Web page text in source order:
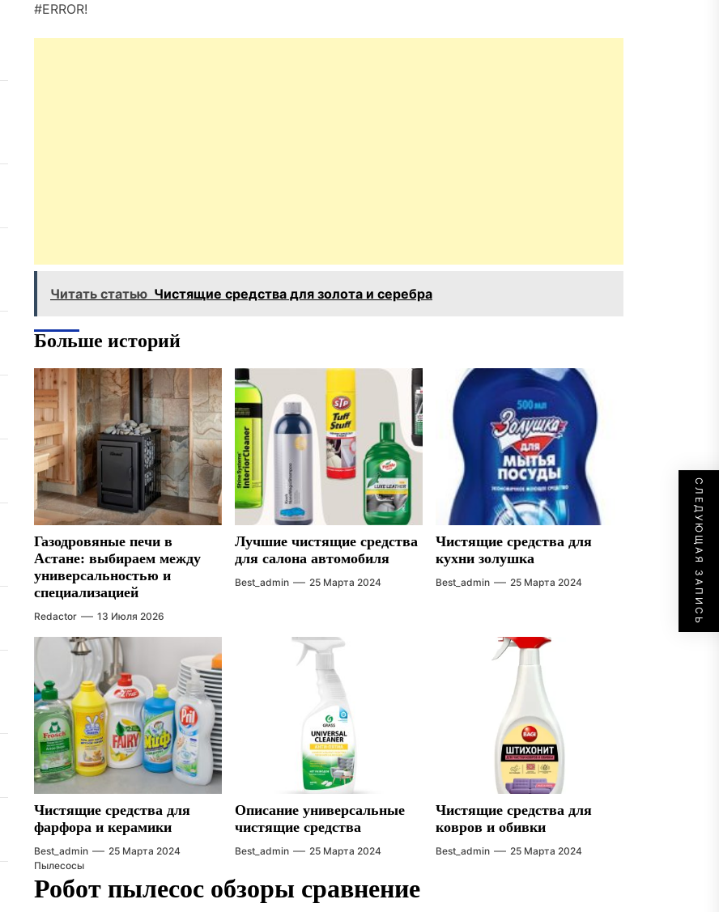
#ERROR!
Читать статью Чистящие средства для золота и серебра
СЛЕДУЮЩАЯ ЗАПИСЬ
Больше историй
Газодровяные печи в
Астане: выбираем между
универсальностью и
специализацией
Redactor 13 Июля 2026
Лучшие чистящие средства
для салона автомобиля
Best_admin 25 Марта 2024
Чистящие средства для
кухни золушка
Best_admin 25 Марта 2024
Чистящие средства для
фарфора и керамики
Best_admin 25 Марта 2024
Описание универсальные
чистящие средства
Best_admin 25 Марта 2024
Чистящие средства для
ковров и обивки
Best_admin
25 Марта 2024
Пылесосы
Робот пылесос обзоры сравнение